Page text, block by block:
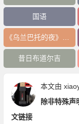
国语
昔日布道尔吉
本文由
除非特殊声
文链接